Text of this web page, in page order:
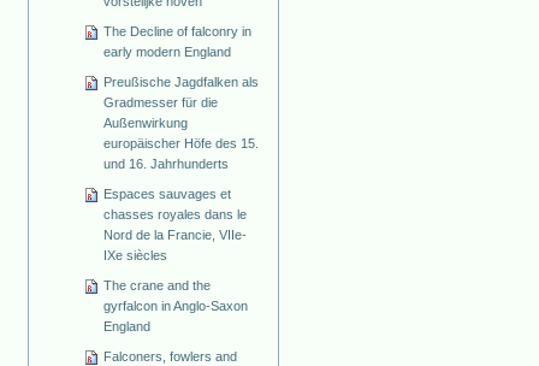
The Decline of falconry in
early modern England
Preußische Jagdfalken als
Gradmesser für die
Außenwirkung
europäischer Höfe des 15.
und 16. Jahrhunderts
Espaces sauvages et
chasses royales dans le
Nord de la Francie, VIIe-
IXe siècles
The crane and the
gyrfalcon in Anglo-Saxon
England
Falconers, fowlers and